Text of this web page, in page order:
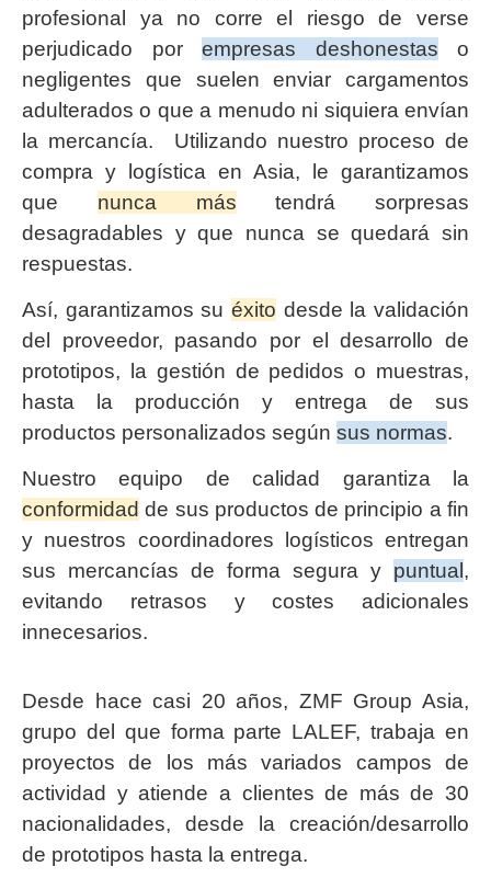
profesional ya no corre el riesgo de verse
perjudicado por empresas deshonestas o
negligentes que suelen enviar cargamentos
adulterados o que a menudo ni siquiera envían
la mercancía. Utilizando nuestro proceso de
compra y logística en Asia, le garantizamos
que nunca más tendrá sorpresas
desagradables y que nunca se quedará sin
respuestas.
Así, garantizamos su éxito desde la validación
del proveedor, pasando por el desarrollo de
prototipos, la gestión de pedidos o muestras,
hasta la producción y entrega de sus
productos personalizados según sus normas.
Nuestro equipo de calidad garantiza la
conformidad de sus productos de principio a fin
y nuestros coordinadores logísticos entregan
sus mercancías de forma segura y puntual ,
evitando retrasos y costes adicionales
innecesarios.
Desde hace casi 20 años, ZMF Group Asia,
grupo del que forma parte LALEF, trabaja en
proyectos de los más variados campos de
actividad y atiende a clientes de más de 30
nacionalidades, desde la creación/desarrollo
de prototipos hasta la entrega.